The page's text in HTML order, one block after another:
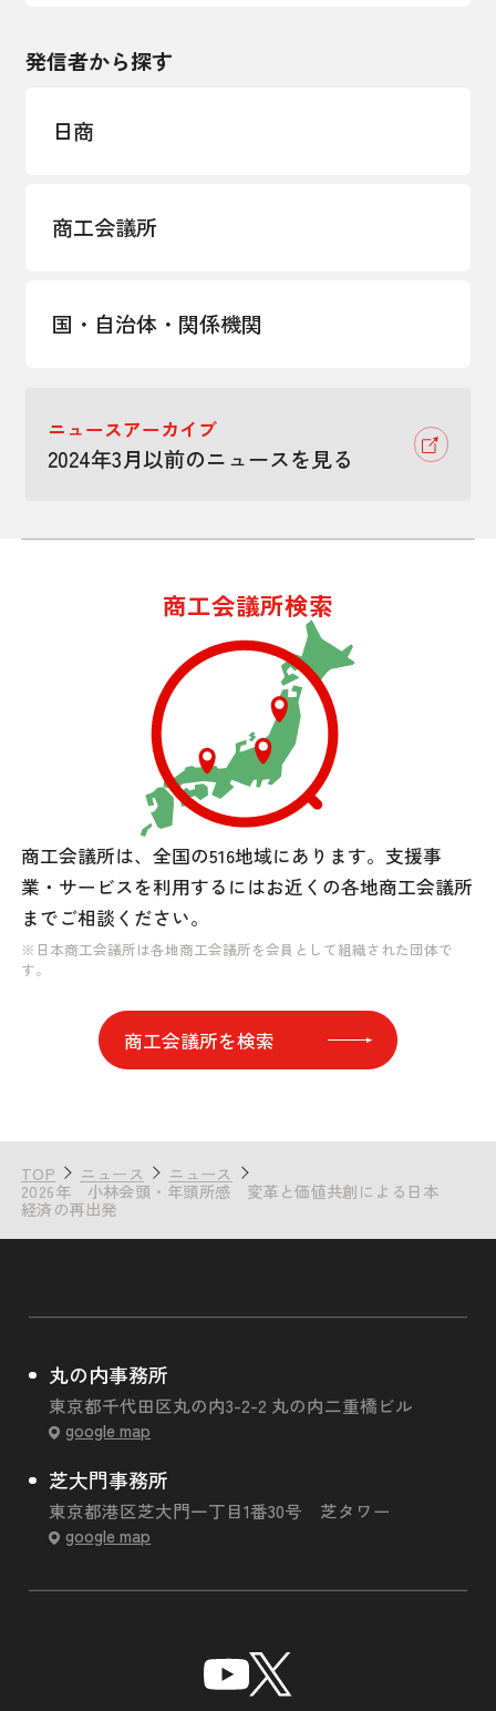
発信者から探す
日商
商工会議所
国・自治体・関係機関
ニュースアーカイブ
2024年3月以前のニュースを見る
商工会議所検索
商工会議所は、全国の516地域にあります。 支援事
業・サービスを利用するにはお近くの各地商工会議所
までご相談ください。
※日本商工会議所は各地商工会議所を会員として組織された団体で
す。
商工会議所を検索
TOP ニュース ニュース
2026年 小林会頭・年頭所感 変革と価値共創による日本
経済の再出発
丸の内事務所
東京都千代田区丸の内3-2-2 丸の内二重橋ビル
google map
芝大門事務所
東京都港区芝大門一丁目1番30号 芝タワー
google map